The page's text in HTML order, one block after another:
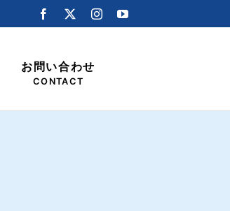
お問い合わせ
CONTACT